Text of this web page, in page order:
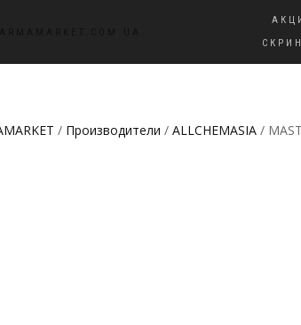
/ Производители / ALLCHEMASIA /